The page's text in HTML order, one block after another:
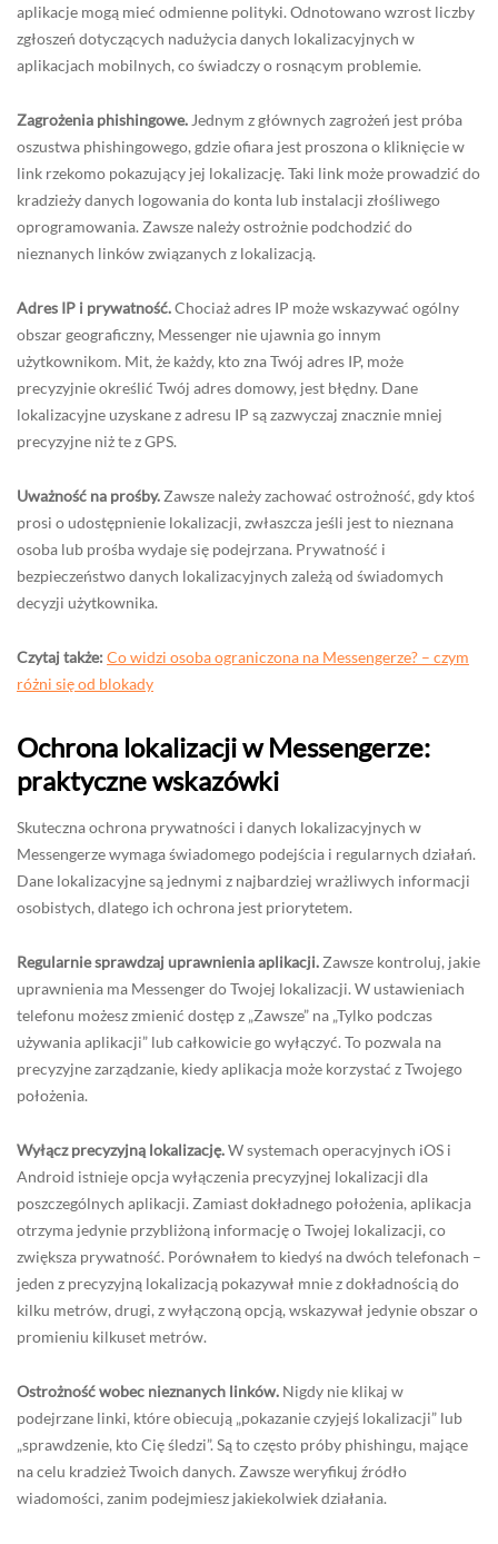
aplikacje mogą mieć odmienne polityki. Odnotowano wzrost liczby
zgłoszeń dotyczących nadużycia danych lokalizacyjnych w
aplikacjach mobilnych, co świadczy o rosnącym problemie.
Zagrożenia phishingowe. Jednym z głównych zagrożeń jest próba
oszustwa phishingowego, gdzie ofiara jest proszona o kliknięcie w
link rzekomo pokazujący jej lokalizację. Taki link może prowadzić do
kradzieży danych logowania do konta lub instalacji złośliwego
oprogramowania. Zawsze należy ostrożnie podchodzić do
nieznanych linków związanych z lokalizacją.
Adres IP i prywatność.Chociaż adres IP może wskazywać ogólny
obszar geograficzny, Messenger nie ujawnia go innym
użytkownikom. Mit, że każdy, kto zna Twój adres IP, może
precyzyjnie określić Twój adres domowy, jest błędny. Dane
lokalizacyjne uzyskane z adresu IP są zazwyczaj znacznie mniej
precyzyjne niż te z GPS.
Uważność na prośby. Zawsze należy zachować ostrożność, gdy ktoś
prosi o udostępnienie lokalizacji, zwłaszcza jeśli jest to nieznana
osoba lub prośba wydaje się podejrzana. Prywatność i
bezpieczeństwo danych lokalizacyjnych zależą od świadomych
decyzji użytkownika.
Czytaj także: Co widzi osoba ograniczona na Messengerze? – czym
różni się od blokady
Ochrona lokalizacji w Messengerze:
praktyczne wskazówki
Skuteczna ochrona prywatności i danych lokalizacyjnych w
Messengerze wymaga świadomego podejścia i regularnych działań.
Dane lokalizacyjne są jednymi z najbardziej wrażliwych informacji
osobistych, dlatego ich ochrona jest priorytetem.
Regularnie sprawdzaj uprawnienia aplikacji. Zawsze kontroluj, jakie
uprawnienia ma Messenger do Twojej lokalizacji. W ustawieniach
telefonu możesz zmienić dostęp z „Zawsze” na „Tylko podczas
używania aplikacji” lub całkowicie go wyłączyć. To pozwala na
precyzyjne zarządzanie, kiedy aplikacja może korzystać z Twojego
położenia.
Wyłącz precyzyjną lokalizację.W systemach operacyjnych iOS i
Android istnieje opcja wyłączenia precyzyjnej lokalizacji dla
poszczególnych aplikacji. Zamiast dokładnego położenia, aplikacja
otrzyma jedynie przybliżoną informację o Twojej lokalizacji, co
zwiększa prywatność. Porównałem to kiedyś na dwóch telefonach –
jeden z precyzyjną lokalizacją pokazywał mnie z dokładnością do
kilku metrów, drugi, z wyłączoną opcją, wskazywał jedynie obszar o
promieniu kilkuset metrów.
Ostrożność wobec nieznanych linków. Nigdy nie klikaj w
podejrzane linki, które obiecują „pokazanie czyjejś lokalizacji” lub
„sprawdzenie, kto Cię śledzi”. Są to często próby phishingu, mające
na celu kradzież Twoich danych. Zawsze weryfikuj źródło
wiadomości, zanim podejmiesz jakiekolwiek działania.